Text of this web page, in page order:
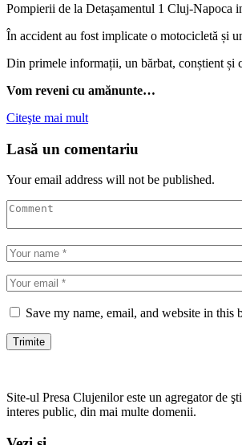
Pompierii de la Detașamentul 1 Cluj-Napoca
În accident au fost implicate o motocicletă și
Din primele informații, un bărbat, conștient și
Vom reveni cu amănunte…
Citeşte mai mult
Lasă un comentariu
Your email address will not be published.
Save my name, email, and website in
Site-ul Presa Clujenilor este un agregator de
interes public, din mai multe domenii.